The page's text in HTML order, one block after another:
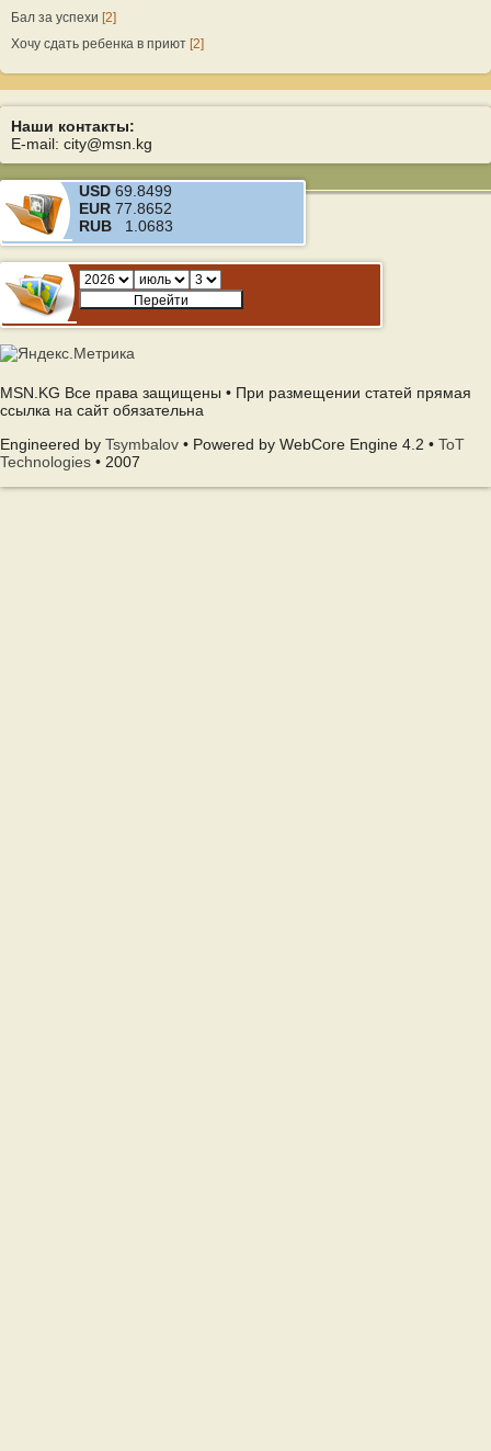
Бал за успехи [2]
Хочу сдать ребенка в приют [2]
Наши контакты:
E-mail: city@msn.kg
USD 69.8499
EUR 77.8652
RUB 1.0683
MSN.KG Все права защищены • При размещении статей прямая
ссылка на сайт обязательна
Engineered by Tsymbalov • Powered by WebCore Engine 4.2 • ToT
Technologies • 2007